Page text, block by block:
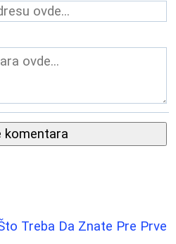
komentara
Treba Da Znate Pre Prve